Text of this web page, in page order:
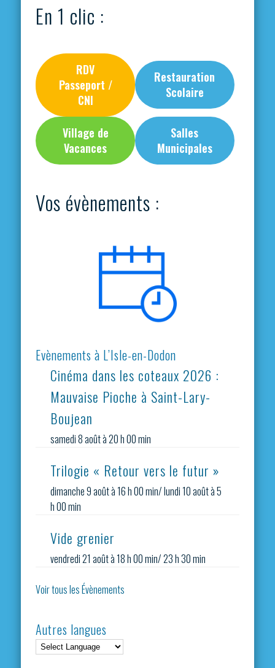
En 1 clic :
RDV
Passeport /
CNI
Restauration
Scolaire
Village de
Vacances
Salles
Municipales
Vos évènements :
Evènements à L’Isle-en-Dodon
Cinéma dans les coteaux 2026 :
Mauvaise Pioche à Saint-Lary-
Boujean
samedi 8 août à 20 h 00 min
Trilogie « Retour vers le futur »
dimanche 9 août à 16 h 00 min/lundi 10 août à 5
h 00 min
Vide grenier
vendredi 21 août à 18 h 00 min/23 h 30 min
Voir tous les Évènements
Autres langues